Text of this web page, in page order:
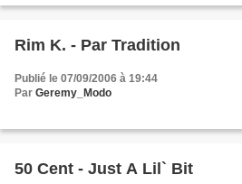
Rim K. - Par Tradition
Publié le 07/09/2006 à 19:44
Par Geremy_Modo
50 Cent - Just A Lil` Bit